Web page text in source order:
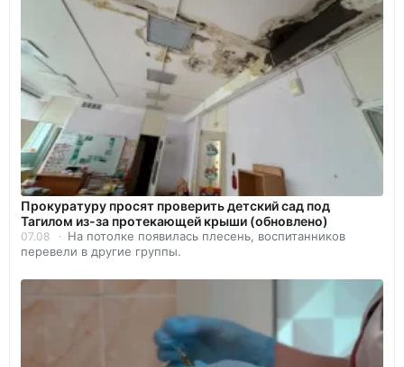
Прокуратуру просят проверить детский сад под
Тагилом из-за протекающей крыши (обновлено)
07.08
На потолке появилась плесень, воспитанников
перевели в другие группы.